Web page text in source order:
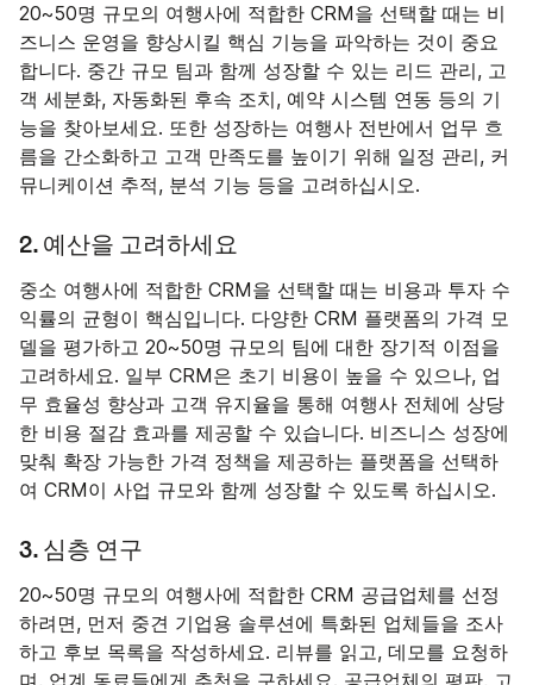
20~50명 규모의 여행사에 적합한 CRM을 선택할 때는 비
즈니스 운영을 향상시킬 핵심 기능을 파악하는 것이 중요
합니다. 중간 규모 팀과 함께 성장할 수 있는 리드 관리, 고
객 세분화, 자동화된 후속 조치, 예약 시스템 연동 등의 기
능을 찾아보세요. 또한 성장하는 여행사 전반에서 업무 흐
름을 간소화하고 고객 만족도를 높이기 위해 일정 관리, 커
뮤니케이션 추적, 분석 기능 등을 고려하십시오.
2. 예산을 고려하세요
중소 여행사에 적합한 CRM을 선택할 때는 비용과 투자 수
익률의 균형이 핵심입니다. 다양한 CRM 플랫폼의 가격 모
델을 평가하고 20~50명 규모의 팀에 대한 장기적 이점을
고려하세요. 일부 CRM은 초기 비용이 높을 수 있으나, 업
무 효율성 향상과 고객 유지율을 통해 여행사 전체에 상당
한 비용 절감 효과를 제공할 수 있습니다. 비즈니스 성장에
맞춰 확장 가능한 가격 정책을 제공하는 플랫폼을 선택하
여 CRM이 사업 규모와 함께 성장할 수 있도록 하십시오.
3. 심층 연구
20~50명 규모의 여행사에 적합한 CRM 공급업체를 선정
하려면, 먼저 중견 기업용 솔루션에 특화된 업체들을 조사
하고 후보 목록을 작성하세요. 리뷰를 읽고, 데모를 요청하